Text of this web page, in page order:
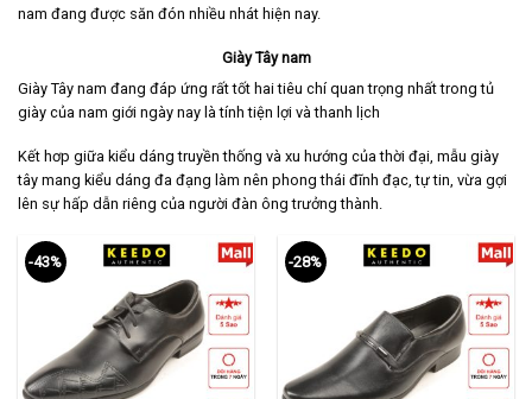
nam đang được săn đón nhiều nhát hiện nay.
Giày Tây nam
Giày Tây nam đang đáp ứng rất tốt hai tiêu chí quan trọng nhất trong tủ
giày của nam giới ngày nay là tính tiện lợi và thanh lịch
Kết hơp giữa kiểu dáng truyền thống và xu hướng của thời đại, mẫu giày
tây mang kiểu dáng đa đạng làm nên phong thái đĩnh đạc, tự tin, vừa gợi
lên sự hấp dẫn riêng của người đàn ông trưởng thành.
-43% -28%